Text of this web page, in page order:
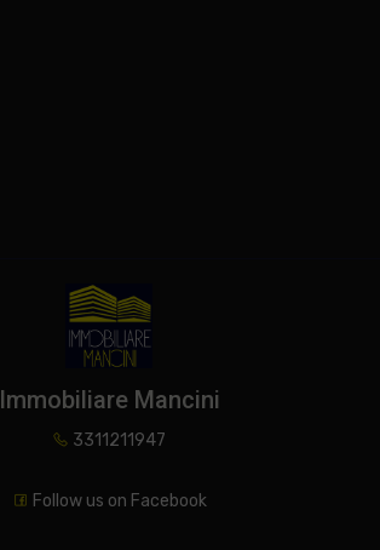
Immobiliare Mancini
3311211947
Follow us on Facebook